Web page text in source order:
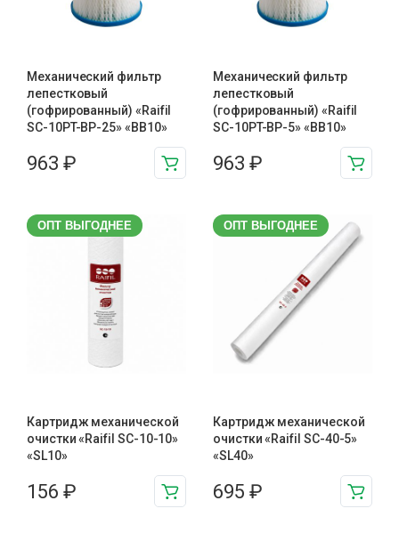
Механический фильтр
лепестковый
(гофрированный) «Raifil
SC-10PT-ВР-25» «BB10»
963 ₽
Механический фильтр
лепестковый
(гофрированный) «Raifil
SC-10PT-ВР-5» «BB10»
963 ₽
ОПТ ВЫГОДНЕЕ
Картридж механической
очистки «Raifil SC-10-10»
«SL10»
156 ₽
ОПТ ВЫГОДНЕЕ
Картридж механической
очистки «Raifil SC-40-5»
«SL40»
695 ₽